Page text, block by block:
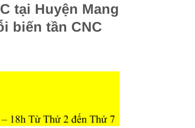
tại Huyện Mang
biến tần CNC